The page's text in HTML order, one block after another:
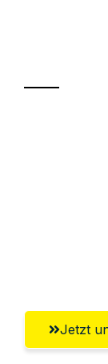
Jetzt